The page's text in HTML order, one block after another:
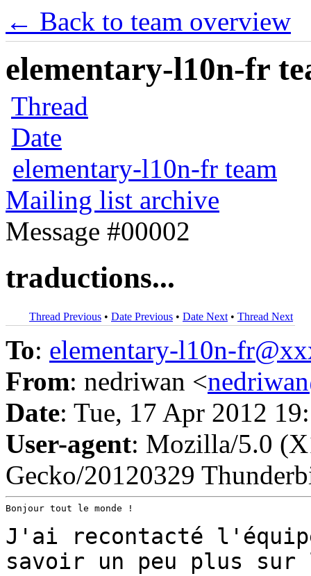
← Back to team overview
elementary-l10n-fr
Thread
Date
elementary-l10n-fr team
Mailing list archive
Message #00002
traductions...
Thread Previous • Date Previous • Date Next • Thread Next
To: elementary-l10n-
From: nedriwan <
Date: Tue, 17 Apr 2012
User-agent: Mozilla/5.0
Gecko/20120329
Bonjour tout le monde !
J'ai recontacté
savoir un peu plus sur